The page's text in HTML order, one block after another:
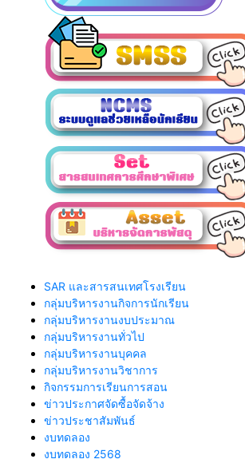
SAR และสารสนเทศโรงเรียน
กลุ่มบริหารงานกิจการนักเรียน
กลุ่มบริหารงานงบประมาณ
กลุ่มบริหารงานทั่วไป
กลุ่มบริหารงานบุคคล
กลุ่มบริหารงานวิชาการ
กิจกรรมการเรียนการสอน
ข่าวประกาศจัดซื้อจัดจ้าง
ข่าวประชาสัมพันธ์
งบทดลอง
งบทดลอง 2568